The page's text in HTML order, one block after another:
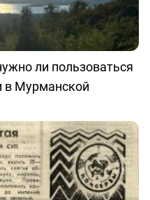
ли пользоваться
Мурманской